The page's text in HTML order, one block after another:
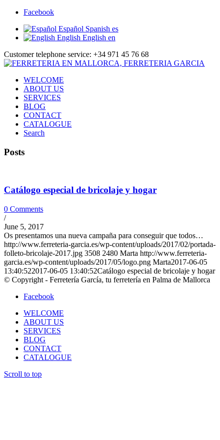
Facebook
Español Spanish es
English English en
Customer telephone service: +34 971 45 76 68
WELCOME
ABOUT US
SERVICES
BLOG
CONTACT
CATALOGUE
Search
Posts
Catálogo especial de bricolaje y hogar
0 Comments
/
June 5, 2017
Os presentamos una nueva campaña para conseguir que todos…
http://www.ferreteria-garcia.es/wp-content/uploads/2017/02/portada-
folleto-bricolaje-2017.jpg 3508 2480 Marta http://www.ferreteria-
garcia.es/wp-content/uploads/2017/05/logo.png Marta2017-06-05
13:40:522017-06-05 13:40:52Catálogo especial de bricolaje y hogar
© Copyright - Ferretería García, tu ferretería en Palma de Mallorca
Facebook
WELCOME
ABOUT US
SERVICES
BLOG
CONTACT
CATALOGUE
Scroll to top